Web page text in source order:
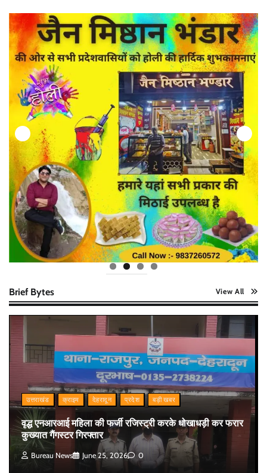
Brief Bytes View All
उत्तराखंड क्राइम देहरादून प्रदेश बड़ी खबर
वृद्ध एनआरआई महिला की फर्जी रजिस्ट्री करके धोखाधड़ी कर फरार
कुख्यात गैंगस्टर गिरफ्तार
Bureau News June 25, 2026 0